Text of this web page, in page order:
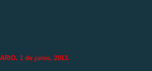
1 de junio, 2013.